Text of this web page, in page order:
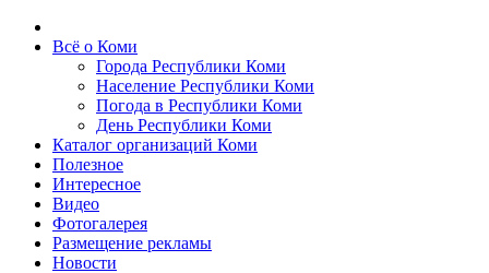
Всё о Коми
Города Республики Коми
Население Республики Коми
Погода в Республики Коми
День Республики Коми
Каталог организаций Коми
Полезное
Интересное
Видео
Фотогалерея
Размещение рекламы
Новости